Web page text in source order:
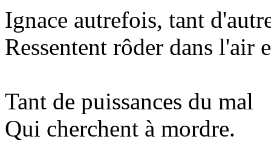
Ignace autrefois, tant
Ressentent rôder dans l'air
Tant de puissances du mal
Qui cherchent à mordre.